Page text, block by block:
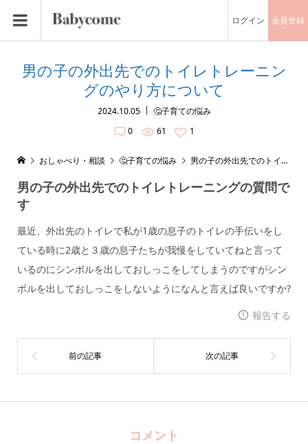
ログイン 会員登録
男の子の外出先でのトイレトレーニン
グのやり方について
2024.10.05
🤔子育ての悩み
0
61 1
おしゃべり・相談 🤔子育ての悩み 男の子の外出先でのトイレトレーニングのやり方について
男の子の外出先でのトイレトレーニングの質問で
す
最近、外出先のトイレで私が1歳の息子のトイレの手伝いをし
ている時に2歳と３歳の息子たちが我慢をしていてねと言って
いるのにシンボルを出しておしっこをしてしまうのですがシン
ボルを出しておしっこをしないようになんと言えば良いですか?
報告する
コメント